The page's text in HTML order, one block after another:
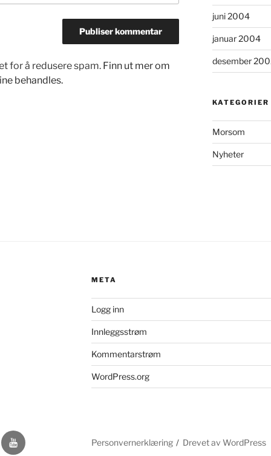
for å redusere spam. Finn ut mer om
behandles.
juni 2004
januar 2004
desember
KATEGORIER
Morsom
Nyheter
META
Logg inn
Innleggsstrøm
Kommentarstrøm
WordPress.org
YouTube Personvernerklæring Drevet av WordPress